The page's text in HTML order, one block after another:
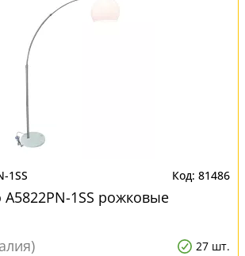
1SS 81486
1SS рожковые
27 шт.